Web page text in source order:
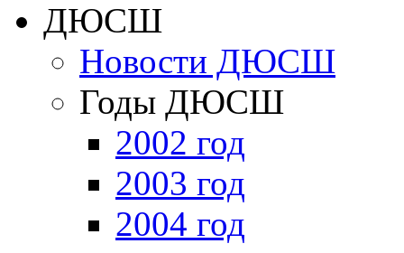
ДЮСШ
Новости ДЮСШ
Годы ДЮСШ
2002 год
2003 год
2004 год